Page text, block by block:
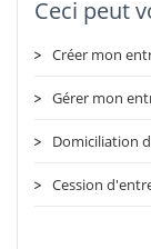
Ceci peut
Créer mon
Gérer mon
Domiciliation
Cession